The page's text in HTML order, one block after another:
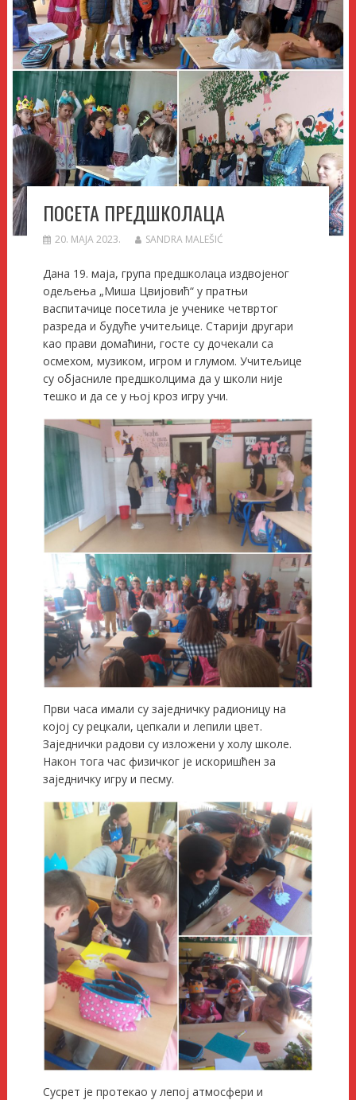
ПОСЕТА ПРЕДШКОЛАЦА
20. МАЈА 2023. SANDRA MALEŠIĆ
Дана 19. маја, група предшколаца издвојеног
одељења „Миша Цвијовић“ у пратњи
васпитачице посетила је ученике четвртог
разреда и будуће учитељице. Старији другари
као прави домаћини, госте су дочекали са
осмехом, музиком, игром и глумом. Учитељице
су објасниле предшколцима да у школи није
тешко и да се у њој кроз игру учи.
Први часа имали су заједничку радионицу на
којој су рецкали, цепкали и лепили цвет.
Заједнички радови су изложени у холу школе.
Након тога час физичког је искоришћен за
заједничку игру и песму.
Сусрет је протекао у лепој атмосфери и